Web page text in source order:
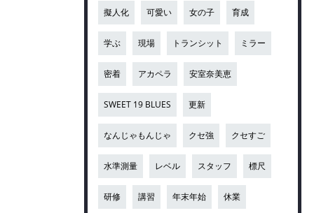
擬人化 可愛い 女の子 育成
学ぶ 現場 トランシット ミラー
密着 アカペラ 安室奈美恵
SWEET 19 BLUES 更新
なんじゃもんじゃ クセ強 クセすご
水準測量 レベル スタッフ 標尺
研修 講習 年末年始 休業